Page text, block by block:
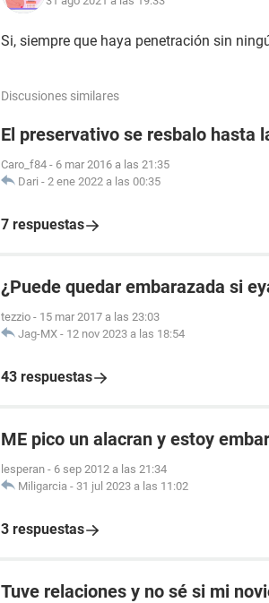
Si, siempre que haya penetración sin
Discusiones similares
El preservativo se resbalo hasta
Caro_f84 - 6 mar 2016 a las 21:35
Dari - 2 ene 2022 a las 00:35
7 respuestas
¿Puede quedar embarazada si
tezzio - 15 mar 2017 a las 23:03
Jag-MX - 12 nov 2023 a las 18:54
43 respuestas
ME pico un alacran y estoy
lesperan - 6 sep 2012 a las 21:34
Miligarcia - 31 jul 2023 a las 11:02
3 respuestas
Tuve relaciones y no sé si mi